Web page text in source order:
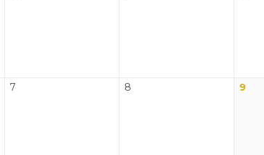
7 8 9